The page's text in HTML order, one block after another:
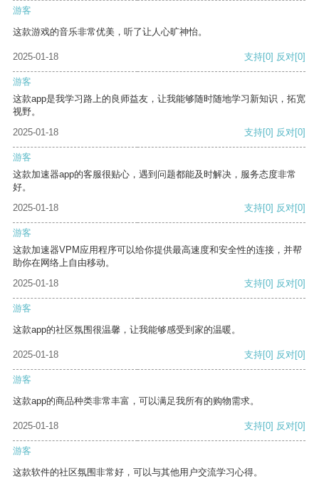
游客
这款游戏的音乐非常优美，听了让人心旷神怡。
2025-01-18 支持[0] 反对[0]
游客
这款app是我学习路上的良师益友，让我能够随时随地学习新知识，拓宽
视野。
2025-01-18
支持[0] 反对[0]
游客
这款加速器app的客服很贴心，遇到问题都能及时解决，服务态度非常
好。
2025-01-18
支持[0] 反对[0]
游客
这款加速器VPM应用程序可以给你提供最高速度和安全性的连接，并帮
助你在网络上自由移动。
2025-01-18
支持[0] 反对[0]
游客
这款app的社区氛围很温馨，让我能够感受到家的温暖。
2025-01-18 支持[0] 反对[0]
游客
这款app的商品种类非常丰富，可以满足我所有的购物需求。
2025-01-18 支持[0] 反对[0]
游客
这款软件的社区氛围非常好，可以与其他用户交流学习心得。